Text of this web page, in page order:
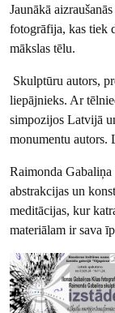
Jaunākā
fotogrāfija, kas tiek
mākslas tēlu.
Skulptūru autors,
liepājnieks. Ar
simpozijos Latvijā
monumentu autors.
Raimonda
abstrakcijas un
meditācijas, kur
materiālam ir sava